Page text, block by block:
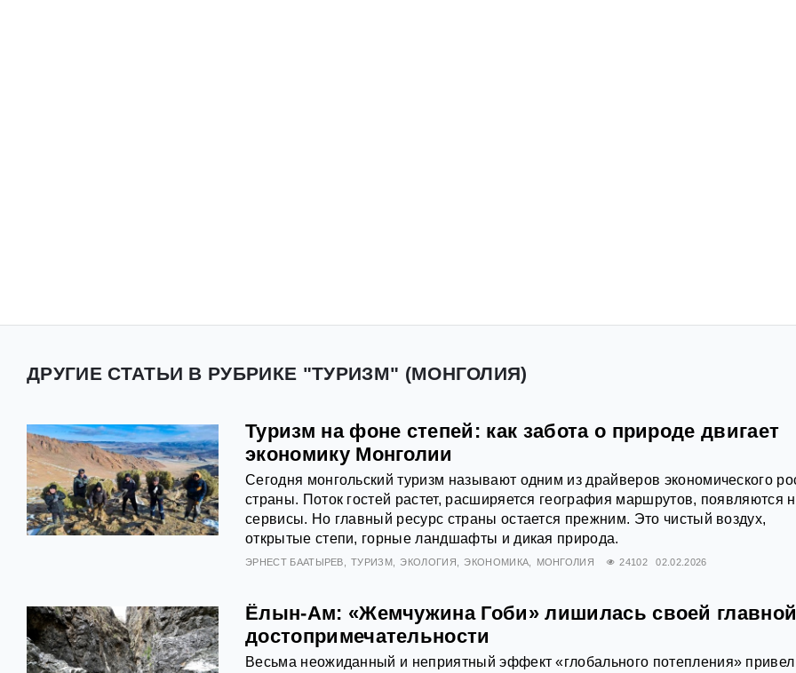
ДРУГИЕ СТАТЬИ В РУБРИКЕ "ТУРИЗМ" (МОНГОЛИЯ)
Туризм на фоне степей: как забота о природе двигает
экономику Монголии
Сегодня монгольский туризм называют одним из драйверов экономического
страны. Поток гостей растет, расширяется география маршрутов, появляются
сервисы. Но главный ресурс страны остается прежним. Это чистый воздух,
открытые степи, горные ландшафты и дикая природа.
ЭРНЕСТ БААТЫРЕВ ТУРИЗМ ЭКОЛОГИЯ ЭКОНОМИКА МОНГОЛИЯ 24102 02.02.2026
Ёлын-Ам: «Жемчужина Гоби» лишилась своей главной
достопримечательности
Весьма неожиданный и неприятный эффект «глобального потепления» привел